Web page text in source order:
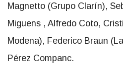
Magnetto (Grupo Clarín),
Miguens , Alfredo Coto,
Modena), Federico Braun
Pérez Companc.